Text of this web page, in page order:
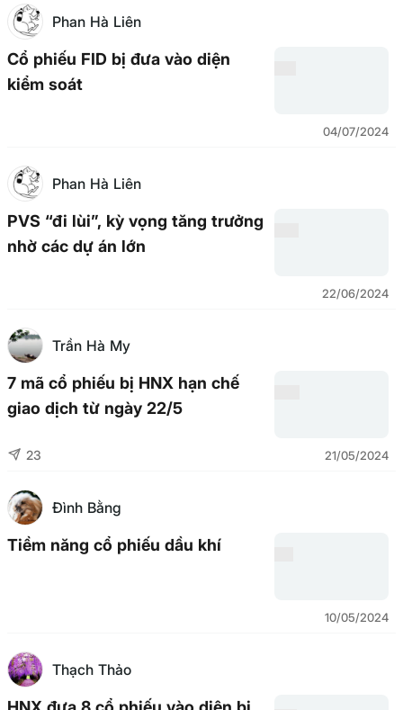
Phan Hà Liên
Cổ phiếu FID bị đưa vào diện
kiểm soát
04/07/2024
Phan Hà Liên
PVS “đi lùi”, kỳ vọng tăng trưởng
nhờ các dự án lớn
22/06/2024
Trần Hà My
7 mã cổ phiếu bị HNX hạn chế
giao dịch từ ngày 22/5
23 21/05/2024
Đình Bằng
Tiềm năng cổ phiếu dầu khí
10/05/2024
Thạch Thảo